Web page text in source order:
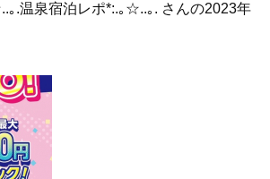
｡.温泉宿泊レポ*:.｡☆..｡. さんの2023年